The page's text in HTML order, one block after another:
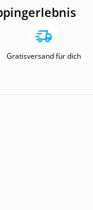
Gratisversand für dich